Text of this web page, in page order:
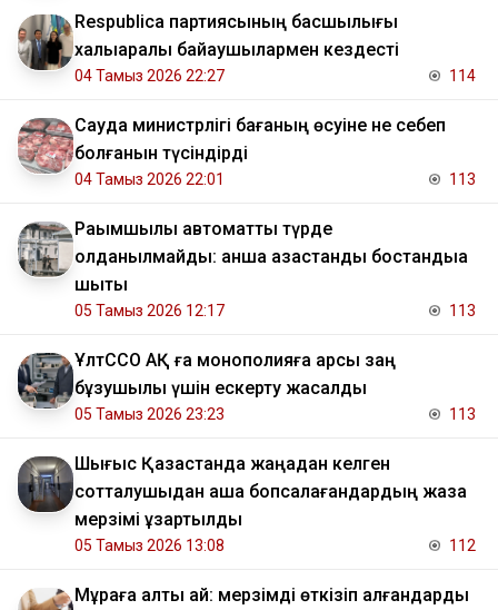
Respublica партиясының басшылығы
халықаралық байқаушылармен кездесті
04 Тамыз 2026 22:27 114
Сауда министрлігі бағаның өсуіне не себеп
болғанын түсіндірді
04 Тамыз 2026 22:01 113
Рақымшылық автоматты түрде
қолданылмайды: қанша қазақстандық бостандыққа
шықты
05 Тамыз 2026 12:17 113
ҰлтССО АҚ ға монополияға қарсы заң
бұзушылық үшін ескерту жасалды
05 Тамыз 2026 23:23 113
Шығыс Қазақстанда жаңадан келген
сотталушыдан ақша бопсалағандардың жаза
мерзімі ұзартылды
05 Тамыз 2026 13:08 112
Мұраға алты ай: мерзімді өткізіп алғандарды